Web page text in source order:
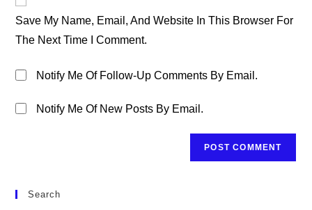
URL
(optional)
Save My Name, Email, And Website In This Browser For
The Next Time I Comment.
Notify Me Of Follow-Up Comments By Email.
Notify Me Of New Posts By Email.
Search